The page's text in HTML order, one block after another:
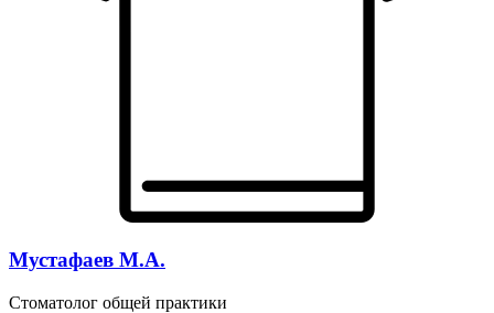
Мустафаев М.А.
Стоматолог общей практики